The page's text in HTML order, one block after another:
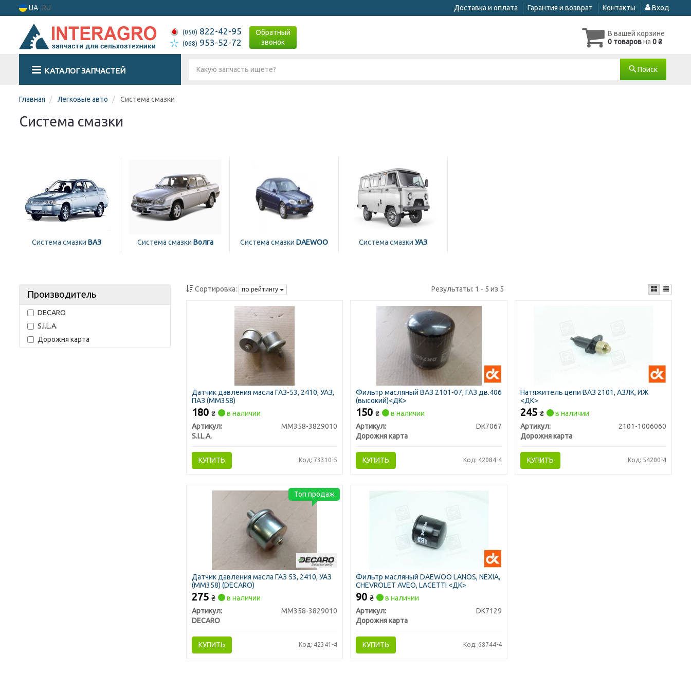
UA RU Доставка и оплата Гарантия и возврат Контакты Вход
(050) 822-42-95
(068) 953-52-72
Обратный
звонок
В вашей корзине
0 товаровна 0 ₴
КАТАЛОГ ЗАПЧАСТЕЙ Поиск
Главная Легковые авто Система смазки
Система смазки
Система смазки ВАЗ Система смазки Волга Система смазки DAEWOO Система смазки УАЗ
Производитель
DECARO
S.I.L.A.
Дорожня карта
Сортировка: по рейтингу Результаты: 1 - 5 из 5
Датчик давления масла ГАЗ-53, 2410, УАЗ,
ПАЗ (ММ358)
180 ₴
в наличии
Артикул:
ММ358-3829010
S.I.L.A.
КУПИТЬ Код: 73310-5
Фильтр масляный ВАЗ 2101-07, ГАЗ дв.406
(высокий)<ДК>
150₴
в наличии
Артикул:
DK7067
Дорожня карта
КУПИТЬ Код: 42084-4
Натяжитель цепи ВАЗ 2101, АЗЛК, ИЖ
<ДК>
245₴
в наличии
Артикул:
2101-1006060
Дорожня карта
КУПИТЬ Код: 54200-4
Датчик давления масла ГАЗ 53, 2410, УАЗ
(ММ358) (DECARO)
275 ₴
в наличии
Артикул:
ММ358-3829010
DECARO
КУПИТЬ Код: 42341-4
Топ продаж
Фильтр масляный DAEWOO LANOS, NEXIA,
CHEVROLET AVEO, LACETTI <ДК>
90₴
в наличии
Артикул:
DK7129
Дорожня карта
КУПИТЬ Код: 68744-4